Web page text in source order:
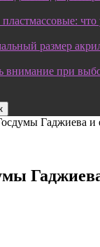
размер
внимание при
Гаджиева